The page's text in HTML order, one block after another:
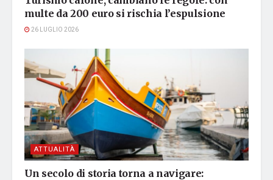
multe da 200 euro si rischia l’espulsione
26 LUGLIO 2026
ATTUALITÀ
Un secolo di storia torna a navigare: